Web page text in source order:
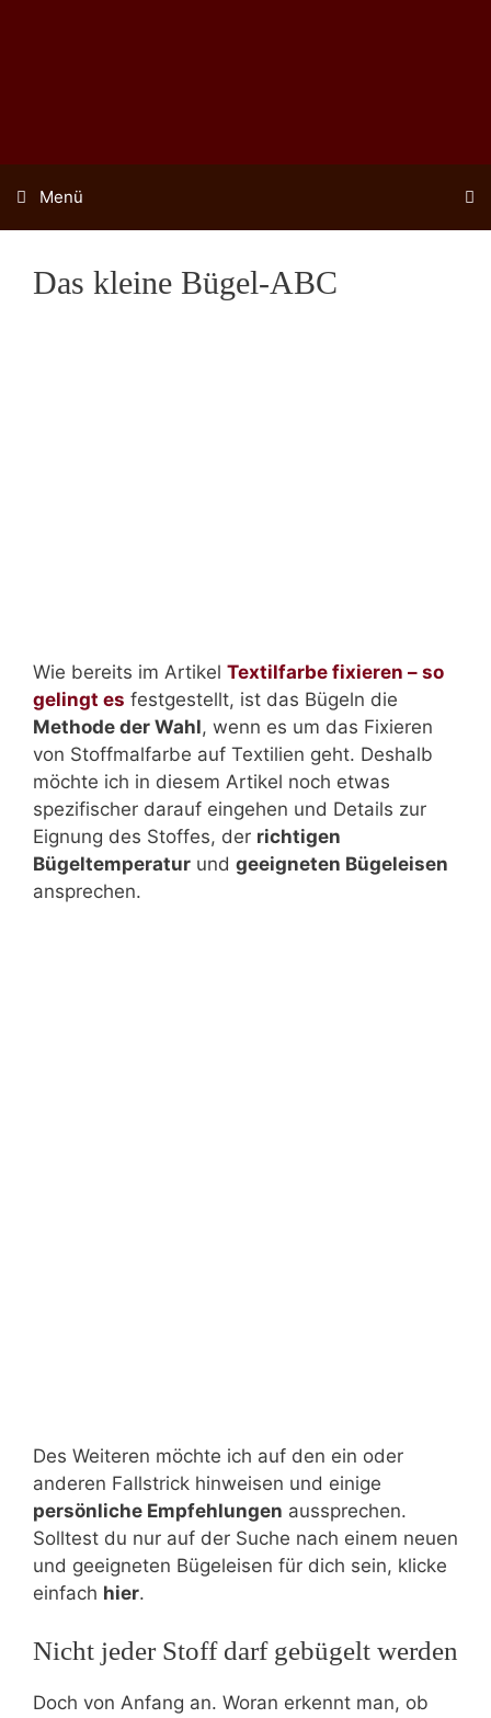
Menü
Das kleine Bügel-ABC
Wie bereits im Artikel Textilfarbe fixieren – so
gelingt es festgestellt, ist das Bügeln die
Methode der Wahl, wenn es um das Fixieren
von Stoffmalfarbe auf Textilien geht. Deshalb
möchte ich in diesem Artikel noch etwas
spezifischer darauf eingehen und Details zur
Eignung des Stoffes, der richtigen
Bügeltemperatur und geeigneten Bügeleisen
ansprechen.
Des Weiteren möchte ich auf den ein oder
anderen Fallstrick hinweisen und einige
persönliche Empfehlungen aussprechen.
Solltest du nur auf der Suche nach einem neuen
und geeigneten Bügeleisen für dich sein, klicke
einfach hier.
Nicht jeder Stoff darf gebügelt werden
Doch von Anfang an. Woran erkennt man, ob